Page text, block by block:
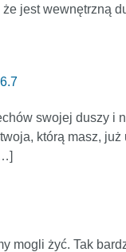
jest wewnętrzną
swojej duszy i
którą masz,
mogli żyć. Tak